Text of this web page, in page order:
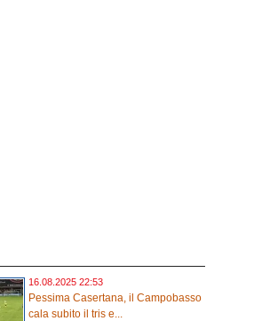
16.08.2025 22:53
Pessima Casertana, il Campobasso
cala subito il tris e...